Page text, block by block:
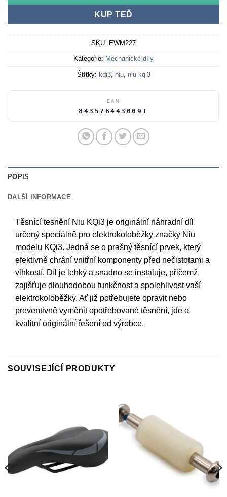
KUP TEĎ
SKU: EWM227
Kategorie: Mechanické díly
Štítky: kqi3, niu, niu kqi3
EAN
8435764430091
POPIS
DALŠÍ INFORMACE
Těsnící tesnění Niu KQi3 je originální náhradní díl
určený speciálně pro elektrokoloběžky značky Niu
modelu KQi3. Jedná se o prašný těsnící prvek, který
efektivně chrání vnitřní komponenty před nečistotami a
vlhkostí. Díl je lehký a snadno se instaluje, přičemž
zajišťuje dlouhodobou funkčnost a spolehlivost vaší
elektrokoloběžky. Ať již potřebujete opravit nebo
preventivně vyměnit opotřebované těsnění, jde o
kvalitní originální řešení od výrobce.
SOUVISEJÍCÍ PRODUKTY